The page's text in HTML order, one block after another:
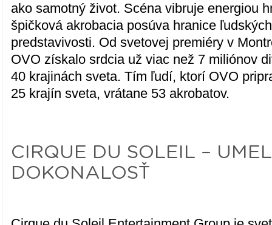
ako samotný život. Scéna vibruje energiou
špičková akrobacia posúva hranice
predstavivosti. Od svetovej premiéry v
OVO získalo srdcia už viac než 7 miliónov
40 krajinách sveta. Tím ľudí, ktorí OVO
25 krajín sveta, vrátane 53 akrobatov.
CIRQUE DU SOLEIL –
DOKONALOSŤ